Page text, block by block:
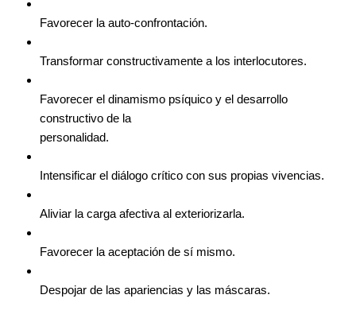
Favorecer la auto-confrontación.
Transformar constructivamente a los interlocutores.
Favorecer el dinamismo psíquico y el desarrollo
constructivo de la
personalidad.
Intensificar el diálogo crítico con sus propias vivencias.
Aliviar la carga afectiva al exteriorizarla.
Favorecer la aceptación de sí mismo.
Despojar de las apariencias y las máscaras.